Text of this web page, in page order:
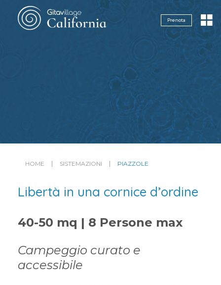
Navigazione servizi
Prenota
HOME SISTEMAZIONI PIAZZOLE
Libertà in una cornice d’ordine
40-50 mq | 8 Persone max
Campeggio curato e
accessibile